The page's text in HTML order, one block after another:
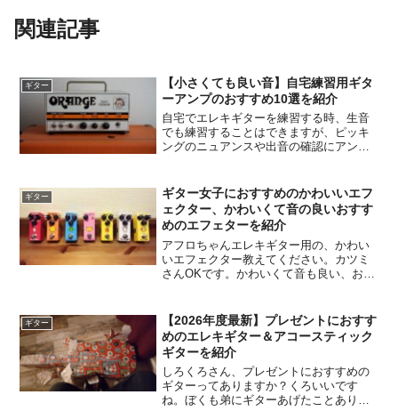
関連記事
ギター
【小さくても良い音】自宅練習用ギタ
ーアンプのおすすめ10選を紹介
自宅でエレキギターを練習する時、生音
でも練習することはできますが、ピッキ
ングのニュアンスや出音の確認にアンプ
介したいと思います。
ギター
ギター女子におすすめのかわいいエフ
ェクター、かわいくて音の良いおすす
めのエフェターを紹介
アフロちゃんエレキギター用の、かわい
いエフェクター教えてください。カツミ
さんOKです。かわいくて音も良い、おす
ーって音はもちろん大事ですが、見た目
もけっこう大事ですよね...
ギター
【2026年度最新】プレゼントにおすす
めのエレキギター＆アコースティック
ギターを紹介
しろくろさん、プレゼントにおすすめの
ギターってありますか？くろいいです
ね。ぼくも弟にギターあげたことありま